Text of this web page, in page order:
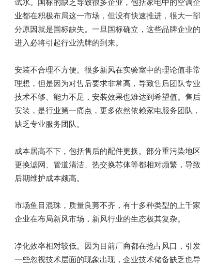
业都在积极布局这一市场，但没有快速推进，很大一部
分原因就是国标缺失。一旦国标确立，这些品牌企业的
进入必将引起行业洗牌的到来。
安装不合理不方便。很多新风在实验室中的理论值非常
理想，但是因为对售后要求非常高，导致售后团队专业
技术不够、能力不足，安装效果也难达到希望值。售后
安装，是行业第一痛点，更多依然依赖家电服务团队，
缺乏专业服务团队。
成本居高不下，包括售后的配件更换。部分重污染地区
更换滤网、管道清洁、热交换芯体等都相对频繁，导致
后期维护成本颇高。
市场鱼目混珠，质量良莠不齐，有十多种类型的上千家
企业在布局新风市场，新风行业的生态极其复杂。
净化效率相对较低。因为目前厂商都在抢占风口，引发
一些忽视技术层面的现象出现，企业技术储备缺乏也导